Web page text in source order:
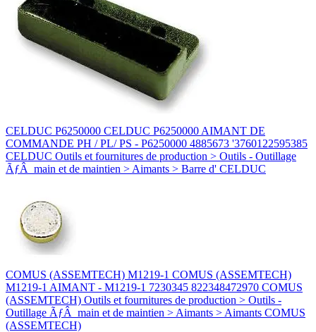
CELDUC P6250000 CELDUC P6250000 AIMANT DE
COMMANDE PH / PL/ PS - P6250000 4885673 '3760122595385
CELDUC Outils et fournitures de production > Outils - Outillage
ÃƒÂ main et de maintien > Aimants > Barre d' CELDUC
COMUS (ASSEMTECH) M1219-1 COMUS (ASSEMTECH)
M1219-1 AIMANT - M1219-1 7230345 822348472970 COMUS
(ASSEMTECH) Outils et fournitures de production > Outils -
Outillage ÃƒÂ main et de maintien > Aimants > Aimants COMUS
(ASSEMTECH)